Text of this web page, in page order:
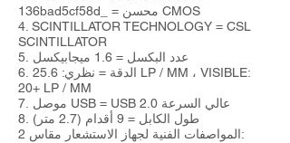
136bad5cf58d_ = محسن CMOS
4. SCINTILLATOR TECHNOLOGY = CSL
SCINTILLATOR
5. عدد البكسل = 1.6 ميجابيكسل
6. الدقة = نظري: 25.6 LP / MM ، VISIBLE:
20+ LP / MM
7. موصل USB = USB 2.0 عالي السرعة
8. طول الكابل = 9 أقدام (2.7 متر)
المواصفات الفنية لجهاز الاستشعار مقاس 2: